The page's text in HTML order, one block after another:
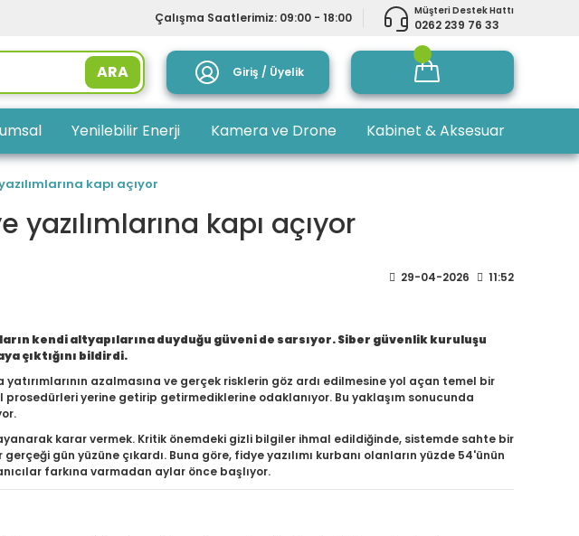
Çalışma Saatlerimiz: 09:00 - 18:00 Müşteri Destek Hattı
0262 239 76 33
ARA Giriş / Üyelik
Yenilebilir Enerji Kamera ve Drone Kabinet & Aksesuar
kapı açıyor
kapı açıyor
29-04-2026 11:52
kendi altyapılarına duyduğu güveni de sarsıyor. Siber güvenlik kuruluşu
çıktığını bildirdi.
azalmasına ve gerçek risklerin göz ardı edilmesine yol açan temel bir
yerine getirip getirmediklerine odaklanıyor. Bu yaklaşım sonucunda
karar vermek. Kritik önemdeki gizli bilgiler ihmal edildiğinde, sistemde sahte bir
gün yüzüne çıkardı. Buna göre, fidye yazılımı kurbanı olanların yüzde 54'ünün
farkına varmadan aylar önce başlıyor.